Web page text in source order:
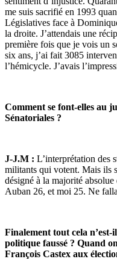
me suis sacrifié en 1993
Législatives face à
la droite. J’attendais une
première fois que je vois un
six ans, j’ai fait 3085
l’hémicycle. J’avais
Comment se font-elles au
Sénatoriales ?
J-J.M : L’interprétation des
militants qui votent. Mais ils
désigné à la majorité
Auban 26, et moi 25. Ne
Finalement tout cela
politique faussé ? Quand
François Castex aux